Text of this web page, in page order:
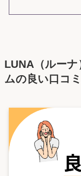
LUNA（ルー
ムの良い口コ